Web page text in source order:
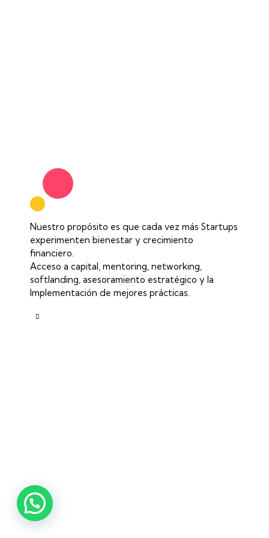
Nuestro propósito es que cada vez más Startups
experimenten bienestar y crecimiento
financiero.
Acceso a capital, mentoring, networking,
softlanding, asesoramiento estratégico y la
Implementación de mejores prácticas.